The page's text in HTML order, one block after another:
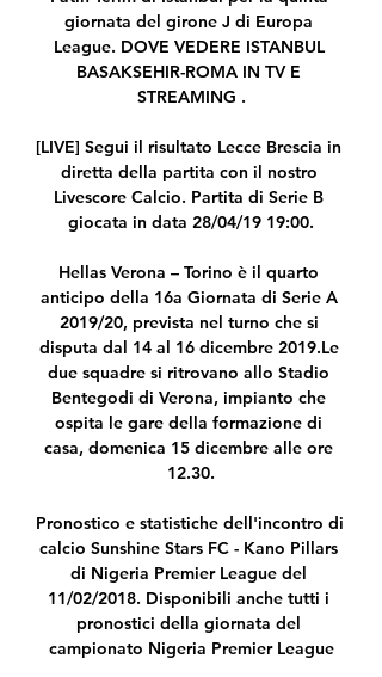
giornata del girone J di Europa
League. DOVE VEDERE ISTANBUL
BASAKSEHIR-ROMA IN TV E
STREAMING .
[LIVE] Segui il risultato Lecce Brescia in
diretta della partita con il nostro
Livescore Calcio. Partita di Serie B
giocata in data 28/04/19 19:00.
Hellas Verona – Torino è il quarto
anticipo della 16a Giornata di Serie A
2019/20, prevista nel turno che si
disputa dal 14 al 16 dicembre 2019.Le
due squadre si ritrovano allo Stadio
Bentegodi di Verona, impianto che
ospita le gare della formazione di
casa, domenica 15 dicembre alle ore
12.30.
Pronostico e statistiche dell'incontro di
calcio Sunshine Stars FC - Kano Pillars
di Nigeria Premier League del
11/02/2018. Disponibili anche tutti i
pronostici della giornata del
campionato Nigeria Premier League